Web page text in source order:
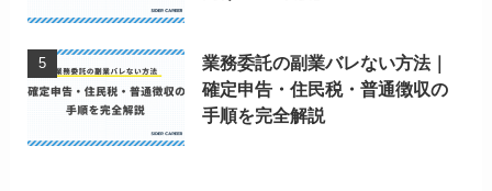
業務委託の副業バレない方法｜
確定申告・住民税・普通徴収の
手順を完全解説